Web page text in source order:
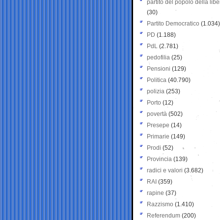
partito del popolo della
(30)
Partito Democratico (1.034)
PD (1.188)
PdL (2.781)
pedofilia (25)
Pensioni (129)
Politica (40.790)
polizia (253)
Porto (12)
povertà (502)
Presepe (14)
Primarie (149)
Prodi (52)
Provincia (139)
radici e valori (3.682)
RAI (359)
rapine (37)
Razzismo (1.410)
Referendum (200)